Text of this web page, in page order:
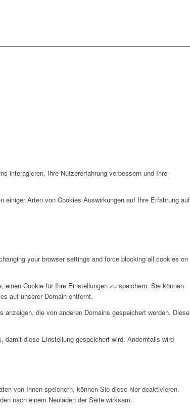
interagieren, Ihre Nutzererfahrung verbessern und Ihre
Arten von Cookies Auswirkungen auf Ihre Erfahrung auf
your browser settings and force blocking all cookies on
Cookie für Ihre Einstellungen zu speichern. Sie können
auf unserer Domain entfernt.
die von anderen Domains gespeichert werden. Diese
damit diese Einstellung gespeichert wird. Andernfalls wird
von Ihnen speichern, können Sie diese hier deaktivieren.
nach einem Neuladen der Seite wirksam.